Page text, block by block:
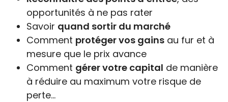
opportunités à ne pas rater
Savoir quand sortir du marché
Comment protéger vos gains au fur et à
mesure que le prix avance
Comment gérer votre capital de manière
à réduire au maximum votre risque de
perte…